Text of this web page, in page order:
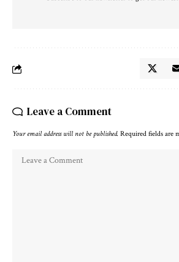
Leave a Comment
Your email address will not be published. Required fields are